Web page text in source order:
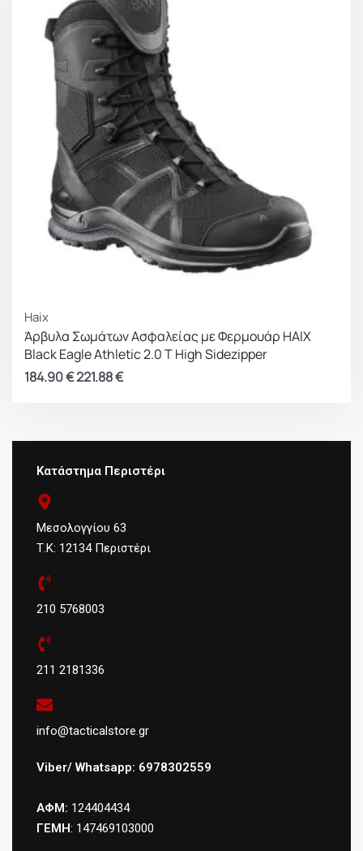
Haix
Άρβυλα Σωμάτων Ασφαλείας με Φερμουάρ HAIX
Black Eagle Athletic 2.0 T High Sidezipper
184.90€221.88€
Κατάστημα Περιστέρι
Μεσολογγίου 63
Τ.Κ: 12134 Περιστέρι
210 5768003
211 2181336
info@tacticalstore.gr
Viber/ Whatsapp: 6978302559
ΑΦΜ: 124404434
ΓΕΜΗ: 147469103000